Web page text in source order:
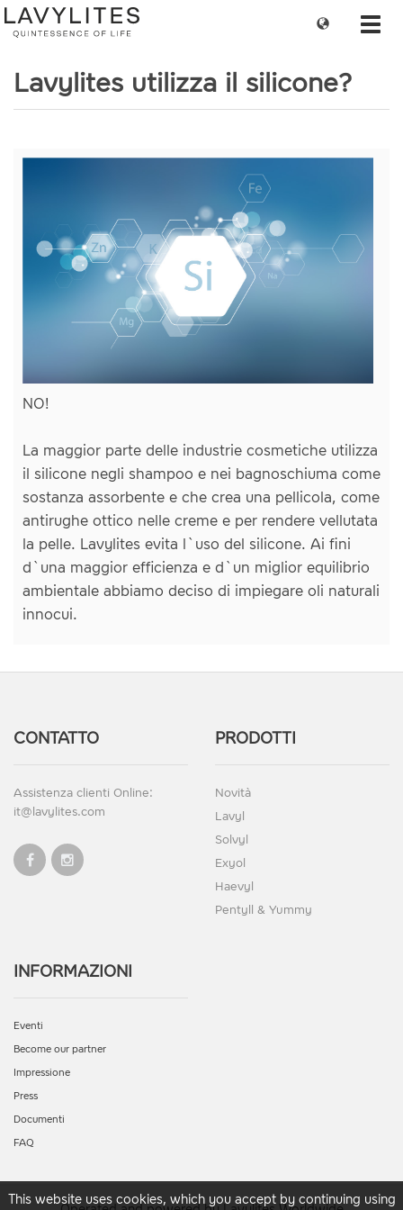
Change
Lavylites utilizza il silicone?
NO!
La maggior parte delle industrie cosmetiche utilizza
il silicone negli shampoo e nei bagnoschiuma come
sostanza assorbente e che crea una pellicola, come
antirughe ottico nelle creme e per rendere vellutata
la pelle. Lavylites evita l`uso del silicone. Ai fini
d`una maggior efficienza e d`un miglior equilibrio
ambientale abbiamo deciso di impiegare oli naturali
innocui.
CONTATTO
Assistenza clienti Online:
it@lavylites.com
PRODOTTI
Novità
Lavyl
Solvyl
Exyol
Haevyl
Pentyll & Yummy
INFORMAZIONI
Eventi
Become our partner
Impressione
Press
Documenti
FAQ
This website uses cookies, which you accept by continuing using